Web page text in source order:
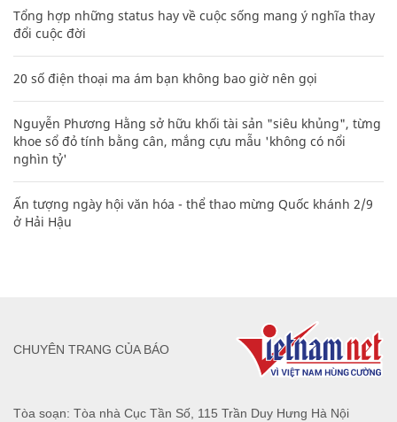
Tổng hợp những status hay về cuộc sống mang ý nghĩa thay
đổi cuộc đời
20 số điện thoại ma ám bạn không bao giờ nên gọi
Nguyễn Phương Hằng sở hữu khối tài sản "siêu khủng", từng
khoe sổ đỏ tính bằng cân, mắng cựu mẫu 'không có nổi
nghìn tỷ'
Ấn tượng ngày hội văn hóa - thể thao mừng Quốc khánh 2/9
ở Hải Hậu
Tòa soạn: Tòa nhà Cục Tần Số, 115 Trần Duy Hưng Hà Nội
CHUYÊN TRANG CỦA BÁO